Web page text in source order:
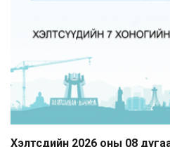
Хэлтсүүдийн 2026 оны 08